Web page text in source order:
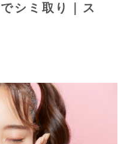
シミ取り｜ス